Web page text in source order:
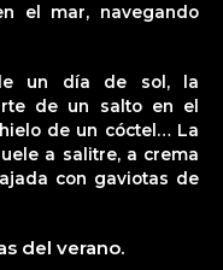
el mar, navegando
un día de sol, la
de un salto en el
de un cóctel… La
a salitre, a crema
con gaviotas de
del verano.